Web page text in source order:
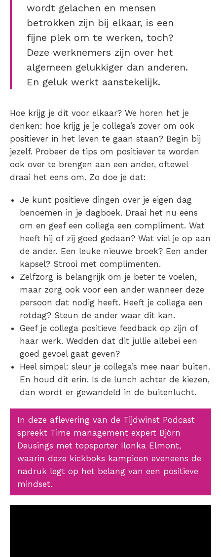
wordt gelachen en mensen
betrokken zijn bij elkaar, is een
fijne plek om te werken, toch?
Deze werknemers zijn over het
algemeen gelukkiger dan anderen.
En geluk werkt aanstekelijk.
Hoe krijg je dit voor elkaar? We horen het je
denken: hoe krijg je je collega’s zover om ook
positiever in het leven te gaan staan? Begin bij
jezelf. Probeer de tips om positiever te worden
ook over te brengen aan een ander, oftewel
draai het eens om. Zo doe je dat:
Je kunt positieve dingen over je eigen dag
benoemen in je dagboek. Draai het nu eens
om en geef een collega een compliment. Wat
heeft hij of zij goed gedaan? Wat viel je op aan
de ander. Een leuke nieuwe broek? Een ander
kapsel? Strooi met complimenten.
Zelfzorg is belangrijk om je beter te voelen,
maar zorg ook voor een ander wanneer deze
persoon dat nodig heeft. Heeft je collega een
rotdag? Steun de ander waar dit kan.
Geef je collega positieve feedback op zijn of
haar werk. Wedden dat dit jullie allebei een
goed gevoel gaat geven?
Heel simpel: sleur je collega’s mee naar buiten.
En houd dit erin. Is de lunch achter de kiezen,
dan wordt er gewandeld in de buitenlucht.
In deze aflevering van de Tijdwinst Podcast
spreekt Time management expert Björn
Deusings met topsporter Ilonka Elmont,
waarin deze kickboks kampioen eveneens de
nadruk legt op het belang van een positieve
mindset.